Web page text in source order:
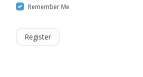
Remember Me
Register